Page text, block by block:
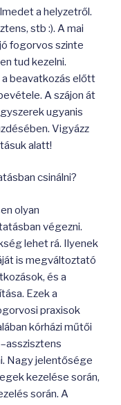
a helyzetről.
stb :). A mai
fogorvos szinte
tud kezelni.
beavatkozás előtt
A szájon át
ugyanis
Vigyázz
alatt!
csinálni?
olyan
végezni.
lehet rá. Ilyenek
is megváltoztató
és a
Ezek a
praxisok
kórházi műtői
Nagy jelentősége
kezelése során,
során. A